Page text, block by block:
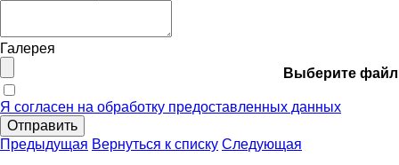
Галерея
Выберите файл
Я согласен на обработку предоставленных данных
Отправить
Предыдущая Вернуться к списку Следующая